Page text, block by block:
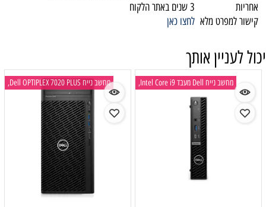
למפרט מלא לחצו כאן
לעניין אותך
מחשב נייח Dell מעבד Intel Core i9, מחשב נייח Dell OPTIPLEX 7020 PLUS,